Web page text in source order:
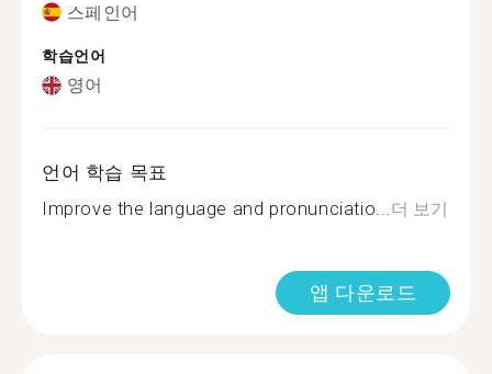
스페인어
학습언어
영어
언어 학습 목표
Improve the language and pronunciatio...더 보기
앱 다운로드